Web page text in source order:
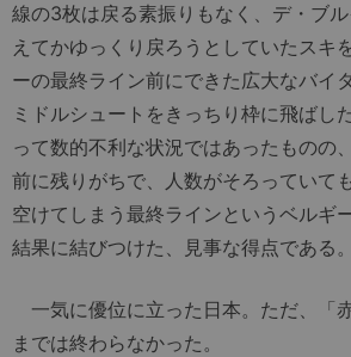
線の3枚は戻る素振りもなく、デ・ブ
えてかゆっくり戻ろうとしていたスキ
ーの最終ライン前にできた広大なバイ
ミドルシュートをきっちり枠に飛ばし
って数的不利な状況ではあったものの
前に残りがちで、人数がそろっていて
空けてしまう最終ラインというベルギ
結果に結びつけた、見事な得点である。
一気に優位に立った日本。ただ、「
までは終わらなかった。